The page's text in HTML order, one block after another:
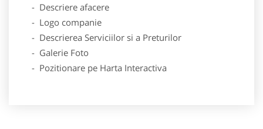
- Descriere afacere
- Logo companie
- Descrierea Serviciilor si a Preturilor
- Galerie Foto
- Pozitionare pe Harta Interactiva